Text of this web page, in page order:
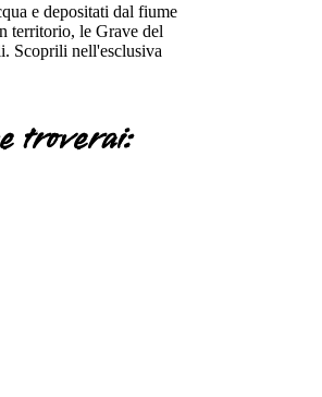
e depositati dal fiume
territorio, le Grave del
Scoprili nell'esclusiva
troverai: